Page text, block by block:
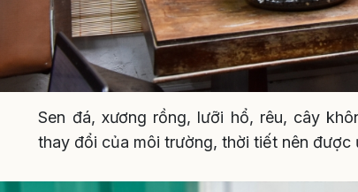
Sen đá, xương rồng, lưỡi hổ, rêu, cây
thay đổi của môi trường, thời tiết nên